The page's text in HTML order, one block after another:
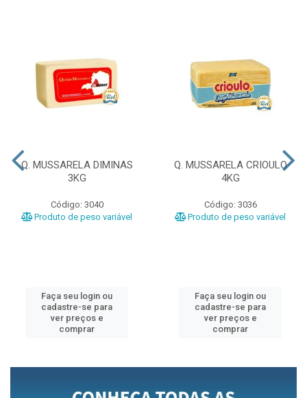
Q. MUSSARELA DIMINAS
3KG
Código: 3040
Produto de peso variável
Faça seu login ou
cadastre-se para
ver preços e
comprar
Q. MUSSARELA CRIOULO
4KG
Código: 3036
Produto de peso variável
Faça seu login ou
cadastre-se para
ver preços e
comprar